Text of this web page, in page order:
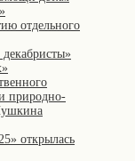
отдельного
природно-
открылась